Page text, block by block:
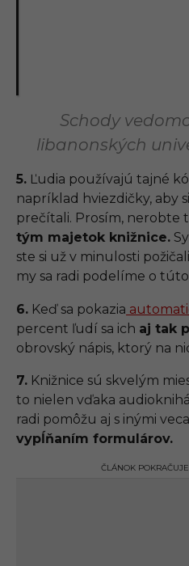
Schody
libanonských
5. Ľudia používajú tajné
napríklad hviezdičky, aby
prečítali. Prosím, nerobte
tým majetok knižnice.
ste si už v minulosti
my sa radi podelíme o
6. Keď sa pokazia
percent ľudí sa ich aj tak
obrovský nápis, ktorý na
7. Knižnice sú skvelým
to nielen vďaka
radi pomôžu aj s inými
vypĺňaním formulárov.
ČLÁNOK